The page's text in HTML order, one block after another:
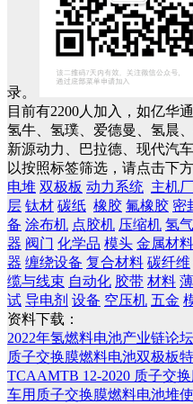
录。
目前有2200人加入，如亿华
氢牛、氢璞、爱德曼、氢晨
新源动力、巴拉德、现代汽
以按照标签筛选，请点击下
电堆 双极板 动力系统 主机厂
层 钛材 碳纸 橡胶 氟橡胶 密
备 涂布机 点胶机 压缩机 氢
器 阀门 化学品 模头 金属材料
器 缠绕设备 复合材料 碳纤维
缆与线束 自动化 胶带 材料
试 导电剂 设备 空压机 五金
资料下载：
2022年氢燃料电池产业链论
质子交换膜燃料电池双极板
TCAAMTB 12-2020 质子交
车用质子交换膜燃料电池堆